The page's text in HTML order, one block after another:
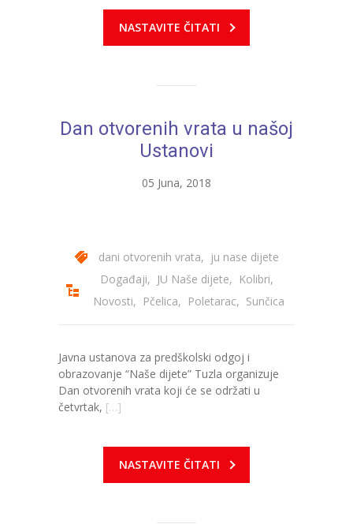
NASTAVITE ČITATI
Dan otvorenih vrata u našoj
Ustanovi
05 Juna, 2018
dani otvorenih vrata, ju nase dijete
Događaji, JU Naše dijete, Kolibri,
Novosti, Pčelica, Poletarac, Sunčica
Javna ustanova za predškolski odgoj i
obrazovanje “Naše dijete” Tuzla organizuje
Dan otvorenih vrata koji će se održati u
četvrtak, […]
NASTAVITE ČITATI